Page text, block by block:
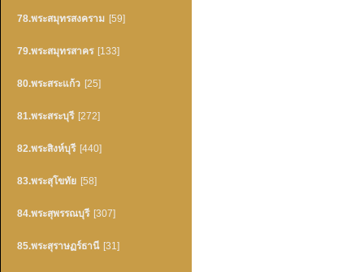
78.พระสมุทรสงคราม [59]
79.พระสมุทรสาคร [133]
80.พระสระแก้ว [25]
81.พระสระบุรี [272]
82.พระสิงห์บุรี [440]
83.พระสุโขทัย [58]
84.พระสุพรรณบุรี [307]
85.พระสุราษฏร์ธานี [31]